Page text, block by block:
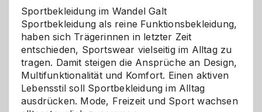
Chaos
Sportbekleidung im Wandel Galt
Sportbekleidung als reine Funktionsbekleidung,
haben sich Trägerinnen in letzter Zeit
entschieden, Sportswear vielseitig im Alltag zu
tragen. Damit steigen die Ansprüche an Design,
Multifunktionalität und Komfort. Einen aktiven
Lebensstil soll Sportbekleidung im Alltag
ausdrücken. Mode, Freizeit und Sport wachsen